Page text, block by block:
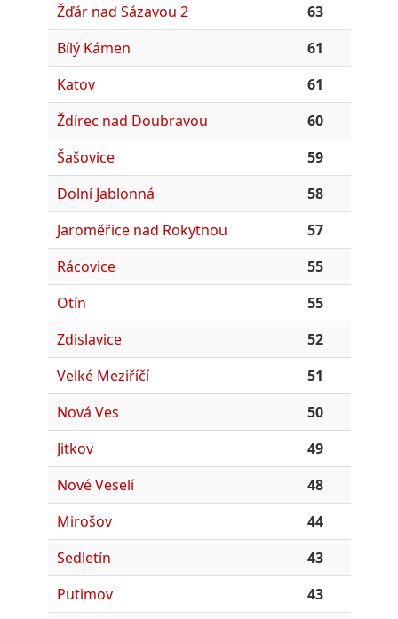
Žďár nad Sázavou 2
63
Bílý Kámen
61
Katov
61
Ždírec nad Doubravou
60
Šašovice
59
Dolní Jablonná
58
Jaroměřice nad Rokytnou
57
Rácovice
55
Otín
55
Zdislavice
52
Velké Meziříčí
51
Nová Ves
50
Jitkov
49
Nové Veselí
48
Mirošov
44
Sedletín
43
Putimov
43